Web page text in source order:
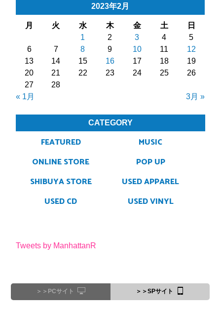
2023年2月
月 火 水 木 金 土 日
« 1月 3月 »
1 2 3 4
5
6
7 8 9 10 11
12
13
14 15 16 17 18
19
20
21 22 23 24 25
26
27
28
CATEGORY
FEATURED
MUSIC
ONLINE STORE
POP UP
SHIBUYA STORE
USED APPAREL
USED CD
USED VINYL
Tweets by ManhattanR
＞＞PCサイト ＞＞SPサイト